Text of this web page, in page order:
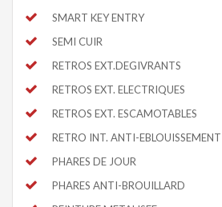
SMART KEY ENTRY
SEMI CUIR
RETROS EXT.DEGIVRANTS
RETROS EXT. ELECTRIQUES
RETROS EXT. ESCAMOTABLES
RETRO INT. ANTI-EBLOUISSEMENT
PHARES DE JOUR
PHARES ANTI-BROUILLARD